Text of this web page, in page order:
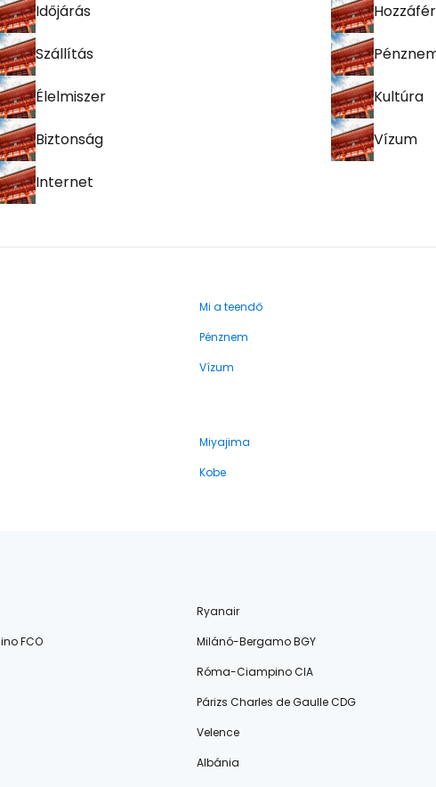
Időjárás
Szállítás
Élelmiszer Kultúra
Biztonság Vízum
Internet
Mi a teendő
Pénznem
Vízum
Miyajima
Kobe
Ryanair
FCO
Milánó-Bergamo BGY
Róma-Ciampino CIA
Párizs Charles de Gaulle CDG
Velence
Albánia